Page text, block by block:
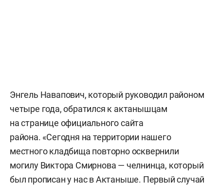
Энгель Навапович, который руководил районом
четыре года, обратился к актанышцам
на странице официального сайта
района. «Сегодня на территории нашего
местного кладбища повторно осквернили
могилу Виктора Смирнова — челнинца, который
был прописан у нас в Актаныше. Первый случай